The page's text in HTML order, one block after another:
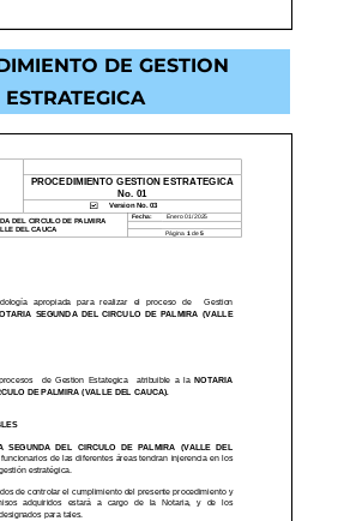
DE GESTION
ESTRATEGICA